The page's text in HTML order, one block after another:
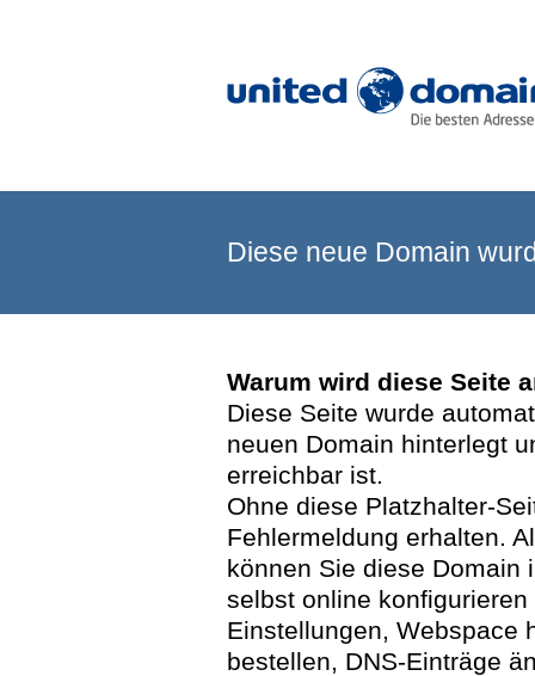
Diese neue Domain
Warum wird diese Seite
Diese Seite wurde
neuen Domain hinterlegt
erreichbar ist.
Ohne diese Platzhalter-
Fehlermeldung erhalten.
können Sie diese Domain
selbst online
Einstellungen, Webspace
bestellen, DNS-Einträge